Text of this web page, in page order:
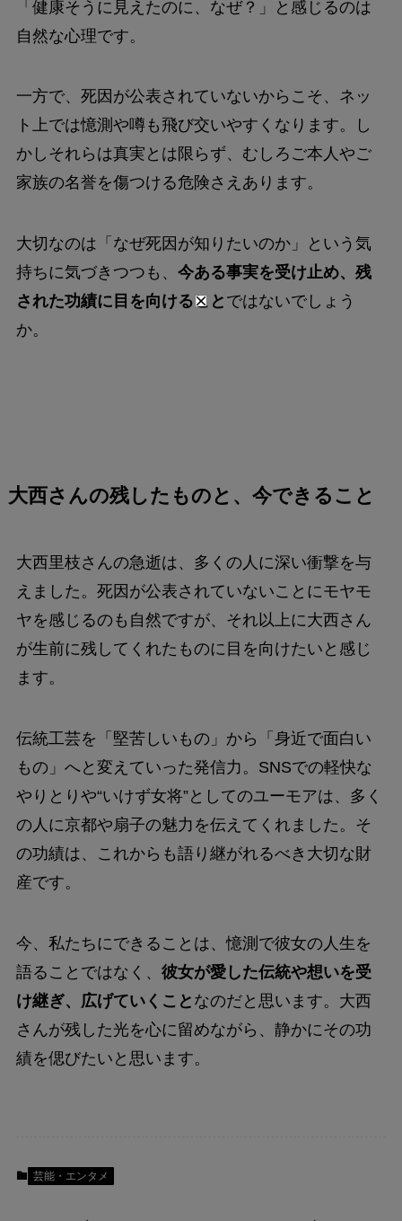
「健康そうに見えたのに、なぜ？」と感じるのは
自然な心理です。
一方で、死因が公表されていないからこそ、ネッ
ト上では憶測や噂も飛び交いやすくなります。し
かしそれらは真実とは限らず、むしろご本人やご
家族の名誉を傷つける危険さえあります。
大切なのは「なぜ死因が知りたいのか」という気
持ちに気づきつつも、 今ある事実を受け止め、残
された功績に目を向けること ではないでしょう
か。
大西さんの残したものと、今できること
大西里枝さんの急逝は、多くの人に深い衝撃を与
えました。死因が公表されていないことにモヤモ
ヤを感じるのも自然ですが、それ以上に大西さん
が生前に残してくれたものに目を向けたいと感じ
ます。
伝統工芸を「堅苦しいもの」から「身近で面白い
もの」へと変えていった発信力。SNSでの軽快な
やりとりや“いけず女将”としてのユーモアは、多く
の人に京都や扇子の魅力を伝えてくれました。そ
の功績は、これからも語り継がれるべき大切な財
産です。
今、私たちにできることは、憶測で彼女の人生を
語ることではなく、 彼女が愛した伝統や想いを受
け継ぎ、広げていくこと なのだと思います。大西
さんが残した光を心に留めながら、静かにその功
績を偲びたいと思います。
芸能・エンタメ